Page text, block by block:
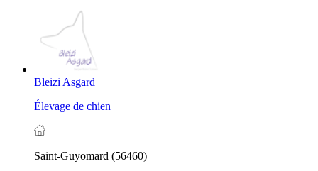
Bleizi Asgard
Élevage de chien
Saint-Guyomard (56460)